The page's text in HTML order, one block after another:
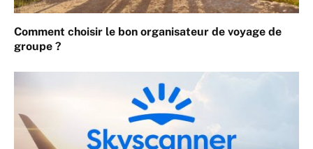
Comment choisir le bon organisateur de voyage de
groupe ?